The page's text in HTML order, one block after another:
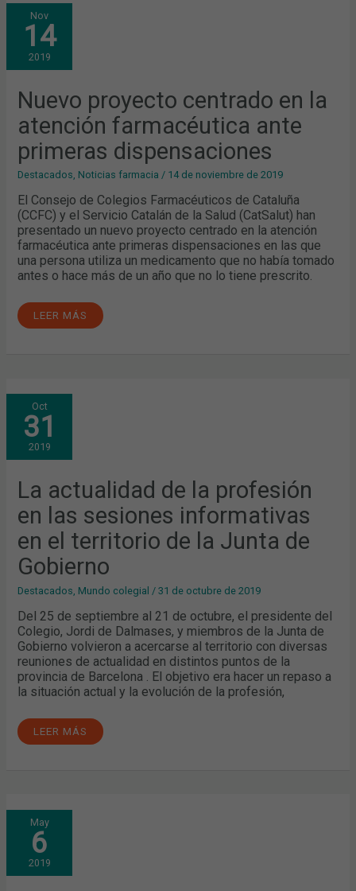
Nov
14
2019
Nuevo proyecto centrado en la
atención farmacéutica ante
primeras dispensaciones
Destacados, Noticias farmacia / 14 de noviembre de 2019
El Consejo de Colegios Farmacéuticos de Cataluña
(CCFC) y el Servicio Catalán de la Salud (CatSalut) han
presentado un nuevo proyecto centrado en la atención
farmacéutica ante primeras dispensaciones en las que
una persona utiliza un medicamento que no había tomado
antes o hace más de un año que no lo tiene prescrito.
NUEVO
PROYECTO
CENTRADO
EN
LA
ATENCIÓN
FARMACÉUTICA
DISPENSACIONES
LEER MÁS
Oct
31
2019
La actualidad de la profesión
en las sesiones informativas
en el territorio de la Junta de
Gobierno
Destacados, Mundo colegial /31 de octubre de 2019
Del 25 de septiembre al 21 de octubre, el presidente del
Colegio, Jordi de Dalmases, y miembros de la Junta de
Gobierno volvieron a acercarse al territorio con diversas
reuniones de actualidad en distintos puntos de la
provincia de Barcelona . El objetivo era hacer un repaso a
la situación actual y la evolución de la profesión,
LA
ACTUALIDAD
DE
LA
PROFESIÓN
EN
LAS
INFORMATIVAS
EN
EL
TERRITORIO
DE
JUNTA
DE
GOBIERNO
LEER MÁS
May
6
2019
PROGRAMA
DE
ARMONIZACIÓN
FARMACOTERAPÉUTICA
(PHF):
ABORDAJE
FARMACOLÓGICO